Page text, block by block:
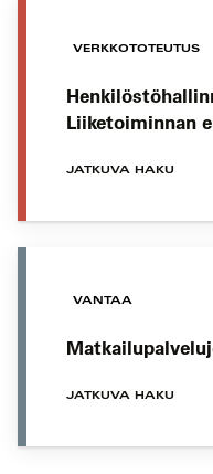
VERKKOTOTEUTUS
Liiketoiminnan
JATKUVA HAKU
VANTAA
JATKUVA HAKU